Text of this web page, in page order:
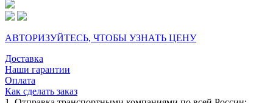
АВТОРИЗУЙТЕСЬ, ЧТОБЫ УЗНАТЬ ЦЕНУ
Доставка
Наши гарантии
Оплата
Как сделать заказ